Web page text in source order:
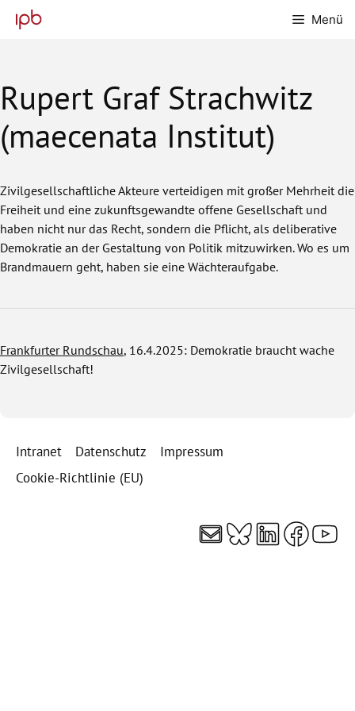
Inhalt
Menü
Rupert Graf Strachwitz
(maecenata Institut)
Zivilgesellschaftliche Akteure verteidigen mit großer Mehrheit die
Freiheit und eine zukunftsgewandte offene Gesellschaft und
haben nicht nur das Recht, sondern die Pflicht, als deliberative
Demokratie an der Gestaltung von Politik mitzuwirken. Wo es um
Brandmauern geht, haben sie eine Wächteraufgabe.
Frankfurter Rundschau, 16.4.2025: Demokratie braucht wache
Zivilgesellschaft!
Intranet Datenschutz
Impressum
Cookie-Richtlinie (EU)
E-MailBluesky